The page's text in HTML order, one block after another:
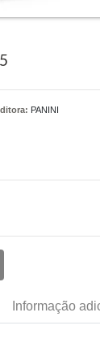
PANINI
Informação